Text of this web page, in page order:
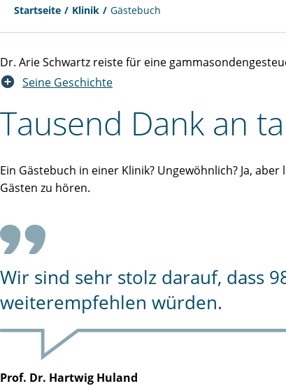
Startseite Klinik Gästebuch
Dr. Arie Schwartz reiste für eine
Seine Geschichte
Tausend Dank an
Ein Gästebuch in einer Klinik? Ungewöhnlich? Ja,
Gästen zu hören.
Wir sind sehr stolz darauf, dass
weiterempfehlen würden.
Prof. Dr. Hartwig Huland